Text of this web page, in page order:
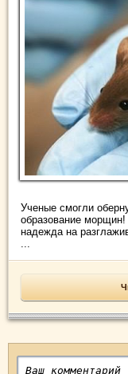
Ученые смогли
образование
надежда на
...